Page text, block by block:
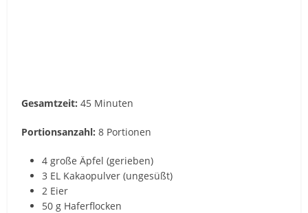
Gesamtzeit: 45 Minuten
Portionsanzahl: 8 Portionen
4 große Äpfel (gerieben)
3 EL Kakaopulver (ungesüßt)
2 Eier
50 g Haferflocken